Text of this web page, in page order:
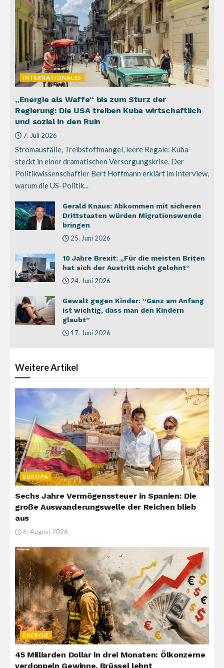
INTERNATIONALES
„Energie als Waffe“ bis zum Sturz der
Regierung: Die USA treiben Kuba wirtschaftlich
und sozial in den Ruin
7. Juli 2026
Stromausfälle, Treibstoffmangel, leere Regale: Kuba
steckt in einer dramatischen Versorgungskrise. Der
Politikwissenschaftler Bert Hoffmann erklärt im Interview,
warum die US-Politik...
Gerald Knaus: Abkommen mit sicheren
Drittstaaten würden Migrationswende
bringen
25. Juni 2026
10 Jahre Brexit: „Für die meisten Briten
hat sich der Austritt nicht gelohnt“
24. Juni 2026
Gewalt gegen Kinder: “Ganz am Anfang
ist wichtig, dass man den Kindern
glaubt”
17. Juni 2026
WeitereArtikel
EUROPA
Sechs Jahre Vermögenssteuer in Spanien: Die
große Auswanderungswelle der Reichen blieb
aus
6. August 2026
ENERGIE
45 Milliarden Dollar in drei Monaten: Ölkonzerne
verdoppeln Gewinne, Brüssel lehnt